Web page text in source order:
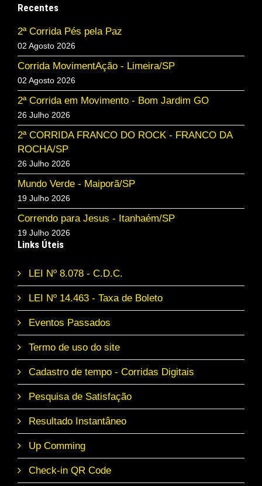
Recentes
2ª Corrida Pés pela Paz
02 Agosto 2026
Corrida MovimentAção - Limeira/SP
02 Agosto 2026
2ª Corrida em Movimento - Bom Jardim GO
26 Julho 2026
2ª CORRIDA FRANCO DO ROCK - FRANCO DA
ROCHA/SP
26 Julho 2026
Mundo Verde - Maiporã/SP
19 Julho 2026
Correndo para Jesus - Itanhaém/SP
19 Julho 2026
Links Úteis
LEI Nº 8.078 - C.D.C.
LEI Nº 14.463 - Taxa de Boleto
Eventos Passados
Termo de uso do site
Cadastro de tempo - Corridas Digitais
Pesquisa de Satisfação
Resultado Instantâneo
Up Comming
Check-in QR Code